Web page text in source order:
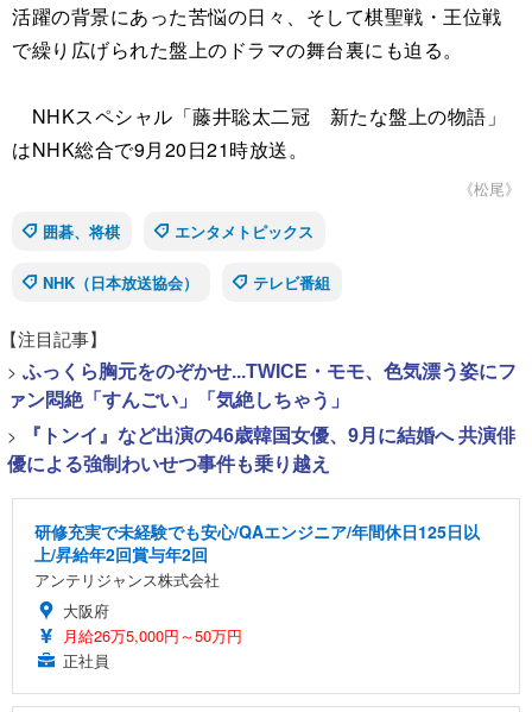
活躍の背景にあった苦悩の日々、そして棋聖戦・王位戦
で繰り広げられた盤上のドラマの舞台裏にも迫る。
NHKスペシャル「藤井聡太二冠 新たな盤上の物語」
はNHK総合で9月20日21時放送。
《松尾》
囲碁、将棋
エンタメトピックス
NHK（日本放送協会） テレビ番組
【注目記事】
> ふっくら胸元をのぞかせ...TWICE・モモ、色気漂う姿にフ
ァン悶絶「すんごい」「気絶しちゃう」
>
『トンイ』など出演の46歳韓国女優、9月に結婚へ 共演俳
優による強制わいせつ事件も乗り越え
研修充実で未経験でも安心/QAエンジニア/年間休日125日以
上/昇給年2回賞与年2回
アンテリジャンス株式会社
大阪府
月給26万5,000円～50万円
正社員